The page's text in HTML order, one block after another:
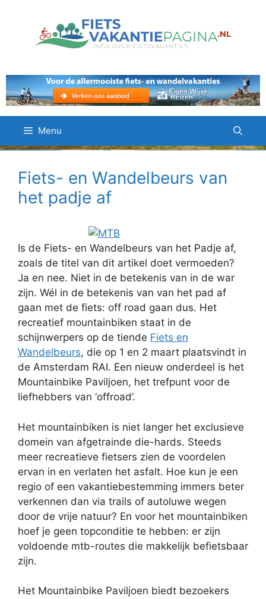
Menu
Fiets- en Wandelbeurs van
het padje af
Is de Fiets- en Wandelbeurs van het Padje af,
zoals de titel van dit artikel doet vermoeden?
Ja en nee. Niet in de betekenis van in de war
zijn. Wél in de betekenis van van het pad af
gaan met de fiets: off road gaan dus. Het
recreatief mountainbiken staat in de
schijnwerpers op de tiende Fiets en
Wandelbeurs, die op 1 en 2 maart plaatsvindt in
de Amsterdam RAI. Een nieuw onderdeel is het
Mountainbike Paviljoen, het trefpunt voor de
liefhebbers van ‘offroad’.
Het mountainbiken is niet langer het exclusieve
domein van afgetrainde die-hards. Steeds
meer recreatieve fietsers zien de voordelen
ervan in en verlaten het asfalt. Hoe kun je een
regio of een vakantiebestemming immers beter
verkennen dan via trails of autoluwe wegen
door de vrije natuur? En voor het mountainbiken
hoef je geen topconditie te hebben: er zijn
voldoende mtb-routes die makkelijk befietsbaar
zijn.
Het Mountainbike Paviljoen biedt bezoekers